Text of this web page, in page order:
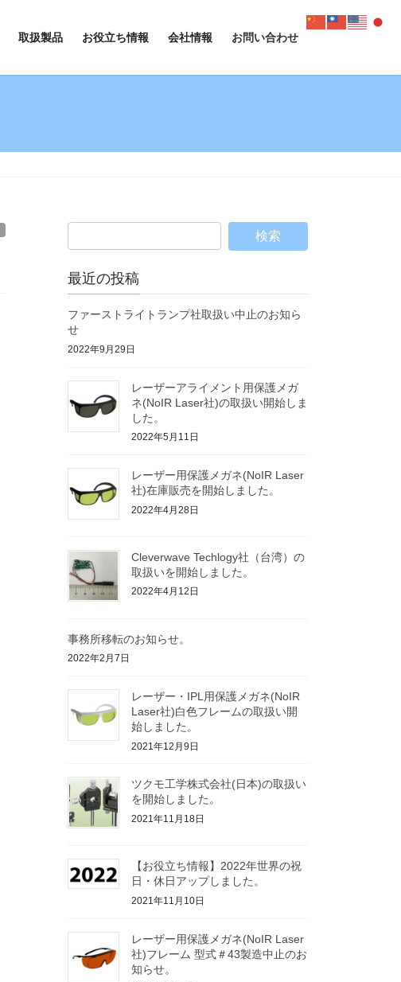
取扱製品 お役立ち情報 会社情報 お問い合わせ
最近の投稿
ファーストライトランプ社取扱い中止のお知ら
せ
2022年9月29日
レーザーアライメント用保護メガ
ネ(NoIR Laser社)の取扱い開始しま
した。
2022年5月11日
レーザー用保護メガネ(NoIR Laser
社)在庫販売を開始しました。
2022年4月28日
Cleverwave Techlogy社（台湾）の
取扱いを開始しました。
2022年4月12日
事務所移転のお知らせ。
2022年2月7日
レーザー・IPL用保護メガネ(NoIR
Laser社)白色フレームの取扱い開
始しました。
2021年12月9日
ツクモ工学株式会社(日本)の取扱い
を開始しました。
2021年11月18日
【お役立ち情報】2022年世界の祝
日・休日アップしました。
2021年11月10日
レーザー用保護メガネ(NoIR Laser
社)フレーム 型式＃43製造中止のお
知らせ。